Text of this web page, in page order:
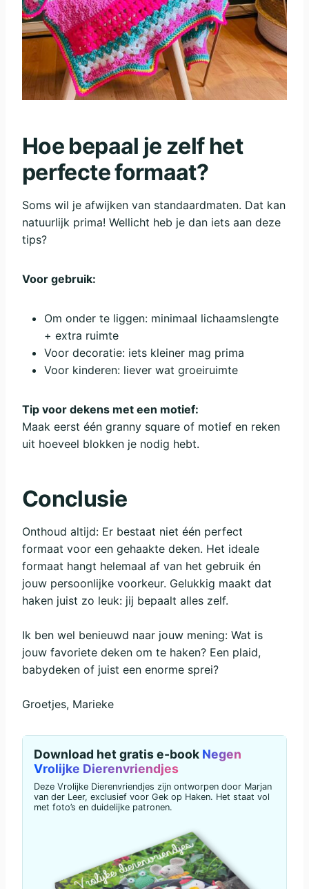
Hoe bepaal je zelf het
perfecte formaat?
Soms wil je afwijken van standaardmaten. Dat kan
natuurlijk prima! Wellicht heb je dan iets aan deze
tips?
Voor gebruik:
Om onder te liggen: minimaal lichaamslengte
+ extra ruimte
Voor decoratie: iets kleiner mag prima
Voor kinderen: liever wat groeiruimte
Tip voor dekens met een motief:
Maak eerst één granny square of motief en reken
uit hoeveel blokken je nodig hebt.
Conclusie
Onthoud altijd: Er bestaat niet één perfect
formaat voor een gehaakte deken. Het ideale
formaat hangt helemaal af van het gebruik én
jouw persoonlijke voorkeur. Gelukkig maakt dat
haken juist zo leuk: jij bepaalt alles zelf.
Ik ben wel benieuwd naar jouw mening: Wat is
jouw favoriete deken om te haken? Een plaid,
babydeken of juist een enorme sprei?
Groetjes, Marieke
Download het gratis e-book Negen
Vrolijke Dierenvriendjes
Deze Vrolijke Dierenvriendjes zijn ontworpen door Marjan
van der Leer, exclusief voor Gek op Haken. Het staat vol
met foto’s en duidelijke patronen.